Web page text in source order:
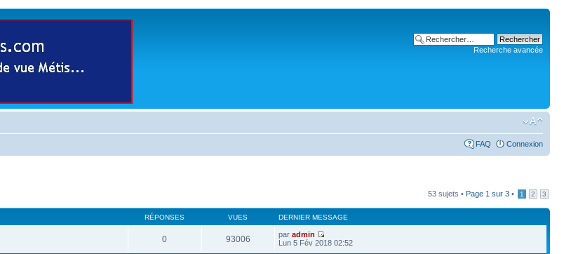
Recherche avancée
FAQ Connexion
53 sujets • Page 1 sur 3 • 1 2 3
RÉPONSES VUES DERNIER MESSAGE
0 93006 paradmin
Lun 5 Fév 2018 02:52